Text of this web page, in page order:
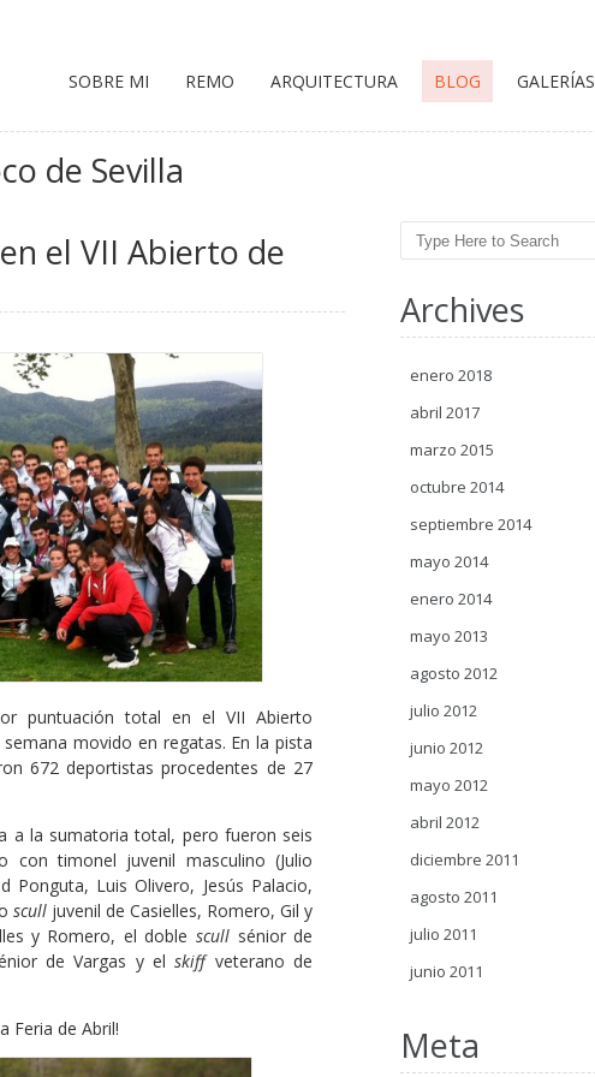
SOBRE MI REMO ARQUITECTURA BLOG GALERÍAS
de Sevilla
el VII Abierto de
puntuación total en el VII Abierto
movido en regatas. En la pista
672 deportistas procedentes de 27
a la sumatoria total, pero fueron seis
timonel juvenil masculino (Julio
Ponguta, Luis Olivero, Jesús Palacio,
sculljuvenil de Casielles, Romero, Gil y
y Romero, el doble scull sénior de
de Vargas y elskiff veterano de
Feria de Abril!
Search
Archives
enero 2018
abril 2017
marzo 2015
octubre 2014
septiembre 2014
mayo 2014
enero 2014
mayo 2013
agosto 2012
julio 2012
junio 2012
mayo 2012
abril 2012
diciembre 2011
agosto 2011
julio 2011
junio 2011
Meta